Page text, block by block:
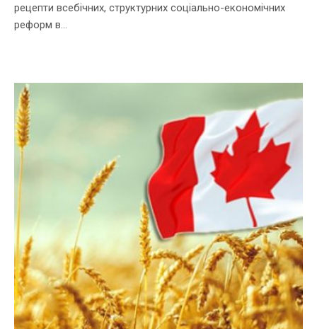
рецепти всебічних, структурних соціально-економічних
реформ в...